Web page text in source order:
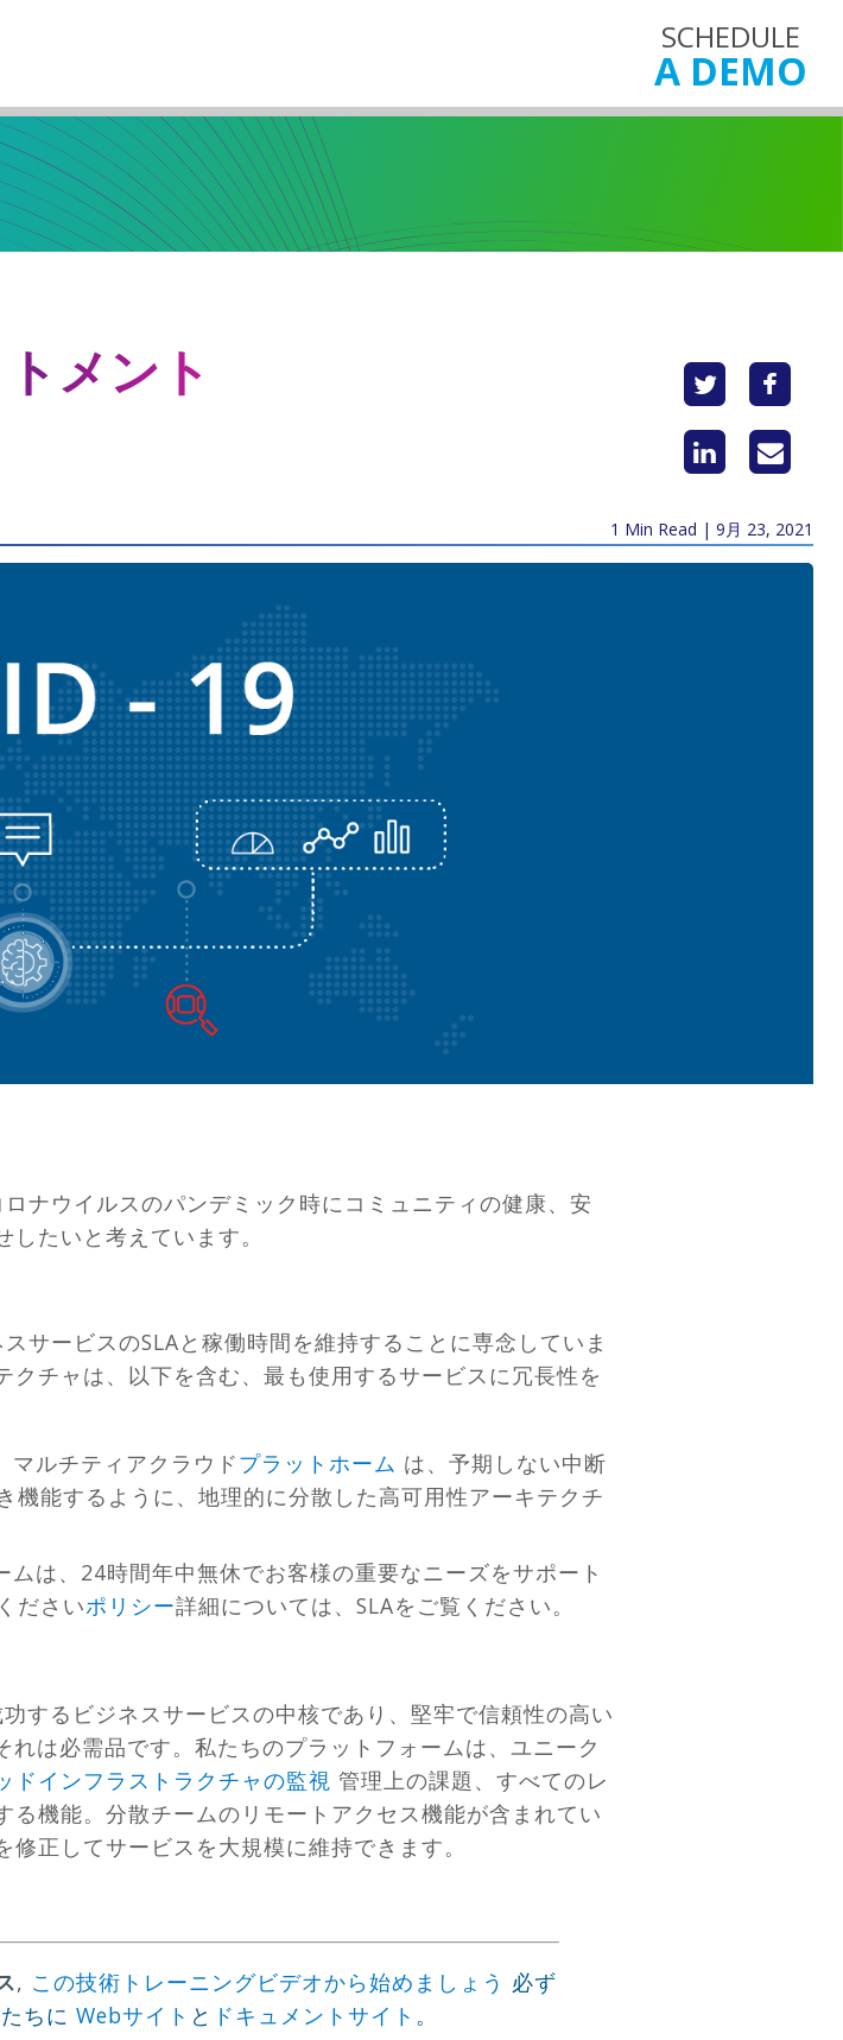
SCHEDULE
A DEMO
メント
1 Min Read | 9月 23, 2021
ナウイルスのパンデミック時にコミュニティの健康、安
たいと考えています。
サービスのSLAと稼働時間を維持することに専念していま
チャは、以下を含む、最も使用するサービスに冗長性を
マルチティアクラウドプラットホーム は、予期しない中断
機能するように、地理的に分散した高可用性アーキテクチ
ムは、24時間年中無休でお客様の重要なニーズをサポート
ださいポリシー詳細については、SLAをご覧ください。
するビジネスサービスの中核であり、堅牢で信頼性の高い
は必需品です。私たちのプラットフォームは、ユニーク
ドインフラストラクチャの監視 管理上の課題、すべてのレ
機能。分散チームのリモートアクセス機能が含まれてい
正してサービスを大規模に維持できます。
, この技術トレーニングビデオから始めましょう 必ず
ちに Webサイト と ドキュメントサイト 。